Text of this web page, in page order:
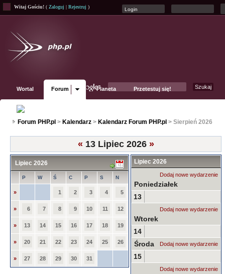
Witaj Gościu! ( Zaloguj | Rejestruj )
Wortal Forum Planeta Przetestuj się!
Forum PHP.pl > Kalendarz > Kalendarz Forum PHP.pl > Sierpień 2026
« 13 Lipiec 2026 »
Lipiec 2026
P W Ś C P S N
» 1 2 3 4 5
» 6 7 8 9 10 11 12
» 13 14 15 16 17 18 19
» 20 21 22 23 24 25 26
» 27 28 29 30 31
Lipiec 2026
Dodaj nowe wydarzenie
Poniedziałek
13
Dodaj nowe wydarzenie
Wtorek
14
Dodaj nowe wydarzenie
Środa
15
Dodaj nowe wydarzenie